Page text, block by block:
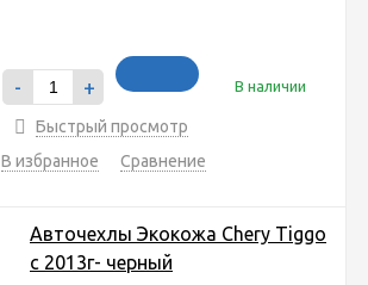
- + В наличии
Быстрый просмотр
В избранное
Сравнение
Авточехлы Экокожа Chery Tiggo
с 2013г- черный